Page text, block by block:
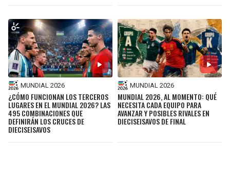
MUNDIAL 2026
¿CÓMO FUNCIONAN LOS TERCEROS
LUGARES EN EL MUNDIAL 2026? LAS
495 COMBINACIONES QUE
DEFINIRÁN LOS CRUCES DE
DIECISEISAVOS
MUNDIAL 2026
MUNDIAL 2026, AL MOMENTO: QUÉ
NECESITA CADA EQUIPO PARA
AVANZAR Y POSIBLES RIVALES EN
DIECISEISAVOS DE FINAL